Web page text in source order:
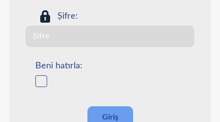
Șifre:
Beni hatırla: